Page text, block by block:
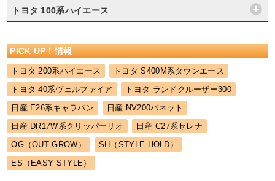
トヨタ 100系ハイエース
PICK UP！情報
トヨタ 200系ハイエース
トヨタ S400M系タウンエース
トヨタ 40系ヴェルファイア
トヨタ ランドクルーザー300
日産 E26系キャラバン
日産 NV200バネット
日産 DR17W系クリッパーリオ
日産 C27系セレナ
OG（OUT GROW）
SH（STYLE HOLD）
ES（EASY STYLE）